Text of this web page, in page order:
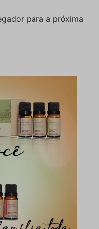
para a próxima